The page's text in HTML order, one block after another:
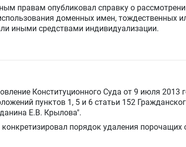
правам опубликовал справку о
доменных имен, тождественных
иными средствами индивидуализации.
Конституционного Суда от 9 июля 2013
пунктов 1, 5 и 6 статьи 152
Е.В. Крылова".
порядок удаления порочащих